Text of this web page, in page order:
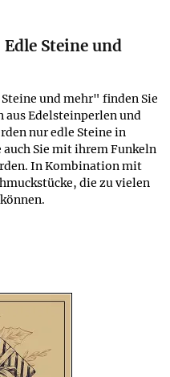
Steine und
und mehr" finden Sie
aus Edelsteinperlen und
nur edle Steine in
Sie mit ihrem Funkeln
In Kombination mit
die zu vielen